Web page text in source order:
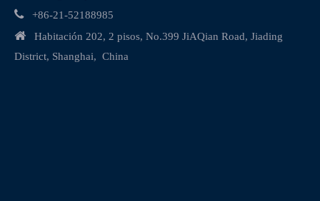
 +86-21-52188985
 Habitación 202, 2 pisos, No.399 JiAQian Road, Jiading
District, Shanghai, China